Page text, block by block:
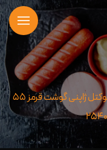
/ کوکتل ژاپنی گوشت قرمز ۵۵